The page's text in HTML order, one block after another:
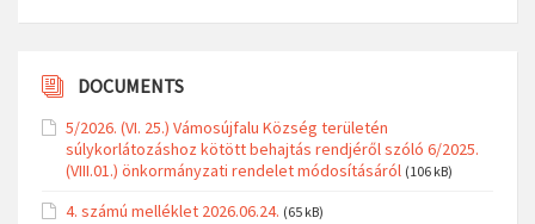
DOCUMENTS
5/2026. (VI. 25.) Vámosújfalu Község területén
súlykorlátozáshoz kötött behajtás rendjéről szóló 6/2025.
(VIII.01.) önkormányzati rendelet módosításáról (106 kB)
4. számú melléklet 2026.06.24. (65 kB)